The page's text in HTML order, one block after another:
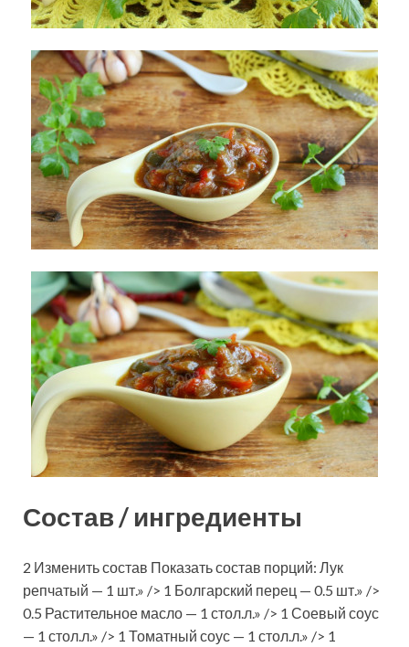
Состав / ингредиенты
2 Изменить состав Показать состав порций: Лук
репчатый — 1 шт.» /> 1 Болгарский перец — 0.5 шт.» />
0.5 Растительное масло — 1 стол.л.» /> 1 Соевый соус
— 1 стол.л.» /> 1 Томатный соус — 1 стол.л.» /> 1